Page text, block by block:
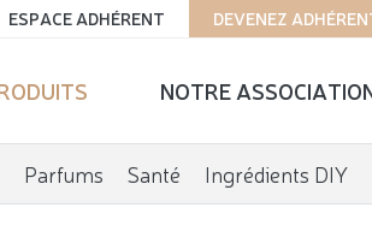
DEVENEZ
ESPACE ADHÉRENT
NOTRE
Parfums Santé Ingrédients DIY